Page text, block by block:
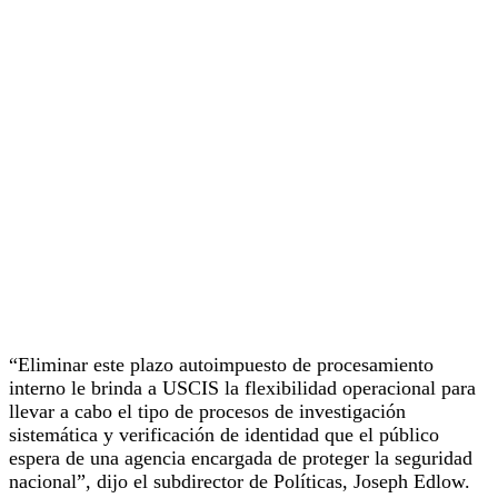
“Eliminar este plazo autoimpuesto de procesamiento
interno le brinda a USCIS la flexibilidad operacional para
llevar a cabo el tipo de procesos de investigación
sistemática y verificación de identidad que el público
espera de una agencia encargada de proteger la seguridad
nacional”, dijo el subdirector de Políticas, Joseph Edlow.